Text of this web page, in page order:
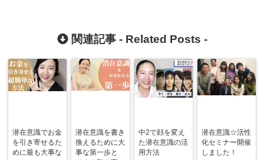
関連記事 - Related Posts -
潜在意識でお金
を引き寄せるた
めに最も大事な
潜在意識を書き
換えるために大
事な第一歩と
中2で顔を変え
た潜在意識の活
用方法
潜在意識☆活性
化セミナー開催
しました！